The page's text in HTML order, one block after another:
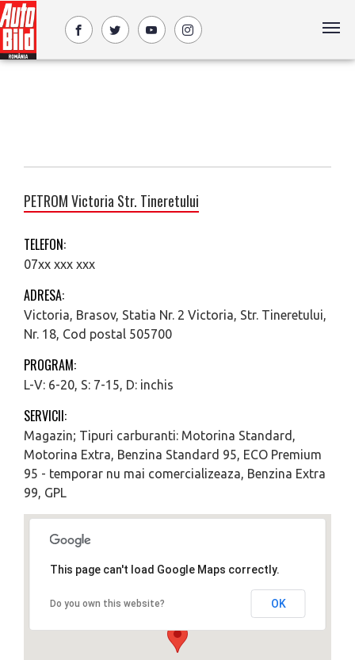
PETROM Victoria Str. Tineretului
TELEFON:
07xx xxx xxx
ADRESA:
Victoria, Brasov, Statia Nr. 2 Victoria, Str. Tineretului,
Nr. 18, Cod postal 505700
PROGRAM:
L-V: 6-20, S: 7-15, D: inchis
SERVICII:
Magazin; Tipuri carburanti: Motorina Standard,
Motorina Extra, Benzina Standard 95, ECO Premium
95 - temporar nu mai comercializeaza, Benzina Extra
99, GPL
This page can't load Google Maps correctly.
Do you own this website? OK